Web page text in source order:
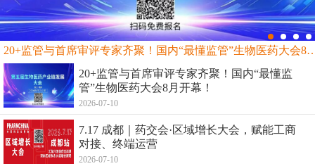
20+监管与首席审评专家齐聚！国内“最
20+监管与首席审评专家齐聚！国内“最懂监
管”生物医药大会8月开幕！
2026-07-10
7.17 成都｜药交会·区域增长大会，赋能工商
对接、终端运营
2026-07-10